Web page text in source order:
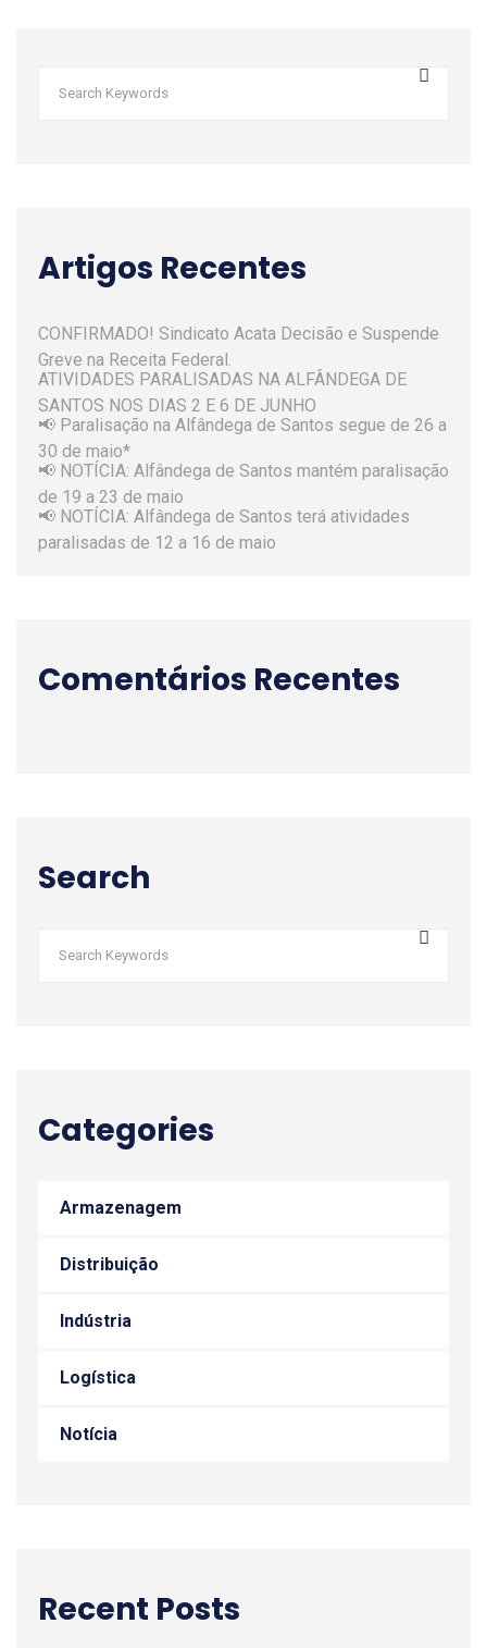
Artigos Recentes
CONFIRMADO! Sindicato Acata Decisão e Suspende
ATIVIDADES PARALISADAS NA ALFÂNDEGA DE
📢 Paralisação na Alfândega de Santos segue de 26 a
📢 NOTÍCIA: Alfândega de Santos mantém paralisação
📢 NOTÍCIA: Alfândega de Santos terá atividades
Comentários Recentes
Search
Categories
Armazenagem
Distribuição
Indústria
Logística
Notícia
Recent Posts